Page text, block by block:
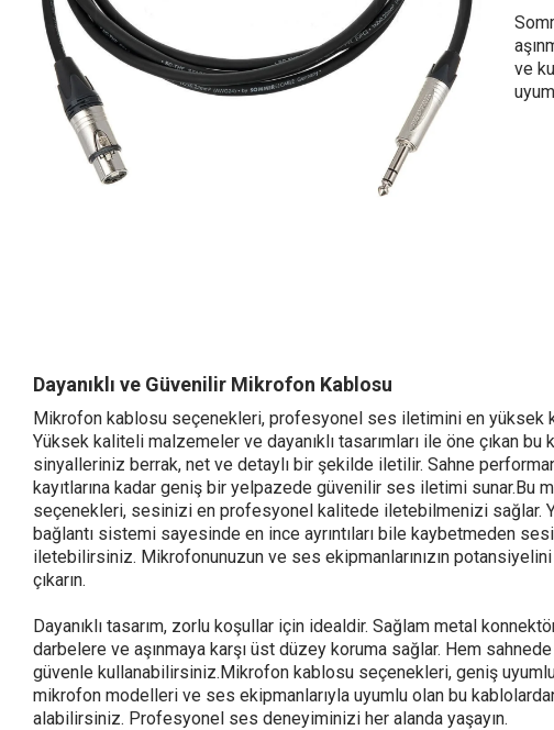
ve
Dayanıklı ve Güvenilir Mikrofon Kablosu
Mikrofon kablosu seçenekleri, profesyonel ses iletimini en yüksek
Yüksek kaliteli malzemeler ve dayanıklı tasarımları ile öne çıkan bu
sinyalleriniz berrak, net ve detaylı bir şekilde iletilir. Sahne
kayıtlarına kadar geniş bir yelpazede güvenilir ses iletimi sunar.Bu
seçenekleri, sesinizi en profesyonel kalitede iletebilmenizi sağlar.
bağlantı sistemi sayesinde en ince ayrıntıları bile kaybetmeden
iletebilirsiniz. Mikrofonunuzun ve ses ekipmanlarınızın
çıkarın.
Dayanıklı tasarım, zorlu koşullar için idealdir. Sağlam metal
darbelere ve aşınmaya karşı üst düzey koruma sağlar. Hem
güvenle kullanabilirsiniz.Mikrofon kablosu seçenekleri, geniş
mikrofon modelleri ve ses ekipmanlarıyla uyumlu olan bu
alabilirsiniz. Profesyonel ses deneyiminizi her alanda yaşayın.